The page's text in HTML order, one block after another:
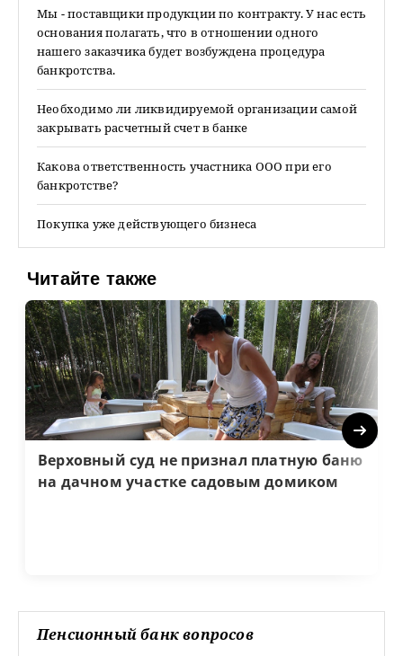
Мы - поставщики продукции по контракту. У нас есть
основания полагать, что в отношении одного
нашего заказчика будет возбуждена процедура
банкротства.
Необходимо ли ликвидируемой организации самой
закрывать расчетный счет в банке
Какова ответственность участника ООО при его
банкротстве?
Покупка уже действующего бизнеса
Читайте также
Верховный суд не признал платную баню
на дачном участке садовым домиком
Next
Пенсионный банк вопросов